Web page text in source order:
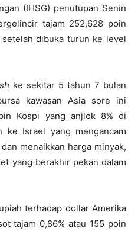
(IHSG) penutupan Senin
tajam 252,628 poin
dibuka turun ke level
ke sekitar 5 tahun 7 bulan
kawasan Asia sore ini
Kospi yang anjlok 8% di
ke Israel yang mengancam
menaikkan harga minyak,
yang berakhir pekan dalam
terhadap dollar Amerika
tajam 0,86% atau 155 poin